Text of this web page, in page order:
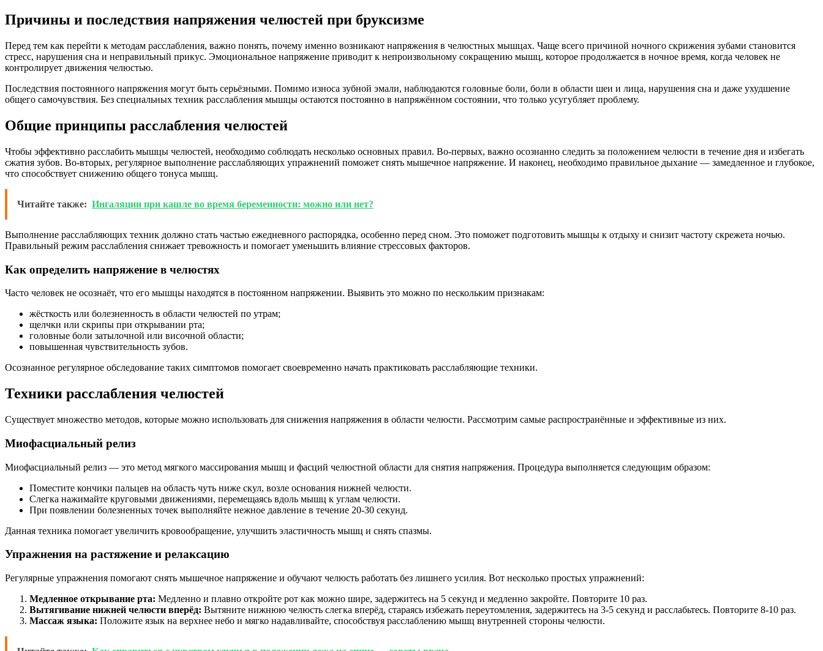
Причины и последствия напряжения челюстей при бруксизме
Перед тем как перейти к методам расслабления, важно понять, почему именно возникают напряжения в челюстных мышцах. Чаще всего причиной ночного скрижения зубами становится
стресс, нарушения сна и неправильный прикус. Эмоциональное напряжение приводит к непроизвольному сокращению мышц, которое продолжается в ночное время, когда человек не
контролирует движения челюстью.
Последствия постоянного напряжения могут быть серьёзными. Помимо износа зубной эмали, наблюдаются головные боли, боли в области шеи и лица, нарушения сна и даже ухудшение
общего самочувствия. Без специальных техник расслабления мышцы остаются постоянно в напряжённом состоянии, что только усугубляет проблему.
Общие принципы расслабления челюстей
Чтобы эффективно расслабить мышцы челюстей, необходимо соблюдать несколько основных правил. Во-первых, важно осознанно следить за положением челюсти в течение дня и избегать
сжатия зубов. Во-вторых, регулярное выполнение расслабляющих упражнений поможет снять мышечное напряжение. И наконец, необходимо правильное дыхание — замедленное и глубокое,
что способствует снижению общего тонуса мышц.
Читайте также: Ингаляции при кашле во время беременности: можно или нет?
Выполнение расслабляющих техник должно стать частью ежедневного распорядка, особенно перед сном. Это поможет подготовить мышцы к отдыху и снизит частоту скрежета ночью.
Правильный режим расслабления снижает тревожность и помогает уменьшить влияние стрессовых факторов.
Как определить напряжение в челюстях
Часто человек не осознаёт, что его мышцы находятся в постоянном напряжении. Выявить это можно по нескольким признакам:
жёсткость или болезненность в области челюстей по утрам;
щелчки или скрипы при открывании рта;
головные боли затылочной или височной области;
повышенная чувствительность зубов.
Осознанное регулярное обследование таких симптомов помогает своевременно начать практиковать расслабляющие техники.
Техники расслабления челюстей
Существует множество методов, которые можно использовать для снижения напряжения в области челюсти. Рассмотрим самые распространённые и эффективные из них.
Миофасциальный релиз
Миофасциальный релиз — это метод мягкого массирования мышц и фасций челюстной области для снятия напряжения. Процедура выполняется следующим образом:
Поместите кончики пальцев на область чуть ниже скул, возле основания нижней челюсти.
Слегка нажимайте круговыми движениями, перемещаясь вдоль мышц к углам челюсти.
При появлении болезненных точек выполняйте нежное давление в течение 20-30 секунд.
Данная техника помогает увеличить кровообращение, улучшить эластичность мышц и снять спазмы.
Упражнения на растяжение и релаксацию
Регулярные упражнения помогают снять мышечное напряжение и обучают челюсть работать без лишнего усилия. Вот несколько простых упражнений:
Медленное открывание рта: Медленно и плавно откройте рот как можно шире, задержитесь на 5 секунд и медленно закройте. Повторите 10 раз.
Вытягивание нижней челюсти вперёд: Вытяните нижнюю челюсть слегка вперёд, стараясь избежать переутомления, задержитесь на 3-5 секунд и расслабьтесь. Повторите 8-10 раз.
Массаж языка: Положите язык на верхнее небо и мягко надавливайте, способствуя расслаблению мышц внутренней стороны челюсти.